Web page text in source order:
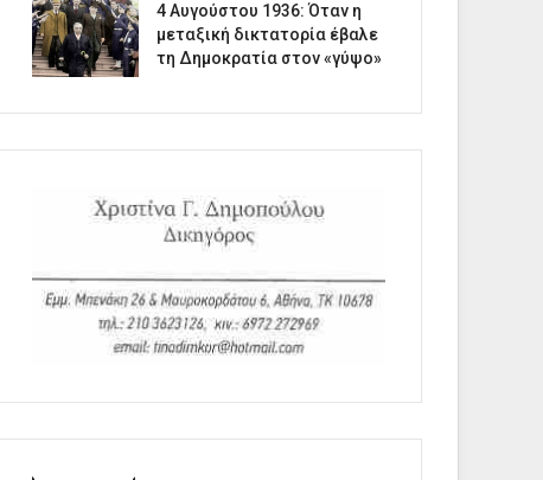
4 Αυγούστου 1936: Όταν η
μεταξική δικτατορία έβαλε
τη Δημοκρατία στον «γύψο»